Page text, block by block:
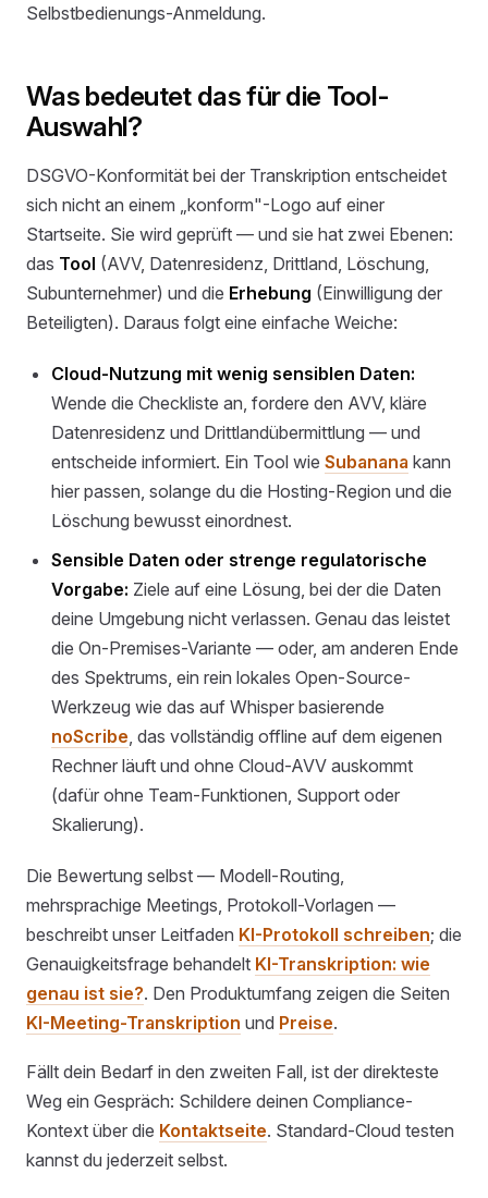
Selbstbedienungs-Anmeldung.
Was bedeutet das für die Tool-
Auswahl?
DSGVO-Konformität bei der Transkription entscheidet
sich nicht an einem „konform"-Logo auf einer
Startseite. Sie wird geprüft — und sie hat zwei Ebenen:
das Tool (AVV, Datenresidenz, Drittland, Löschung,
Subunternehmer) und die Erhebung (Einwilligung der
Beteiligten). Daraus folgt eine einfache Weiche:
Cloud-Nutzung mit wenig sensiblen Daten:
Wende die Checkliste an, fordere den AVV, kläre
Datenresidenz und Drittlandübermittlung — und
entscheide informiert. Ein Tool wieSubanana kann
hier passen, solange du die Hosting-Region und die
Löschung bewusst einordnest.
Sensible Daten oder strenge regulatorische
Vorgabe: Ziele auf eine Lösung, bei der die Daten
deine Umgebung nicht verlassen. Genau das leistet
die On-Premises-Variante — oder, am anderen Ende
des Spektrums, ein rein lokales Open-Source-
Werkzeug wie das auf Whisper basierende
noScribe , das vollständig offline auf dem eigenen
Rechner läuft und ohne Cloud-AVV auskommt
(dafür ohne Team-Funktionen, Support oder
Skalierung).
Die Bewertung selbst — Modell-Routing,
mehrsprachige Meetings, Protokoll-Vorlagen —
beschreibt unser Leitfaden KI-Protokoll schreiben; die
Genauigkeitsfrage behandelt KI-Transkription: wie
genau ist sie?. Den Produktumfang zeigen die Seiten
KI-Meeting-Transkription und Preise.
Fällt dein Bedarf in den zweiten Fall, ist der direkteste
Weg ein Gespräch: Schildere deinen Compliance-
Kontext über die Kontaktseite. Standard-Cloud testen
kannst du jederzeit selbst.